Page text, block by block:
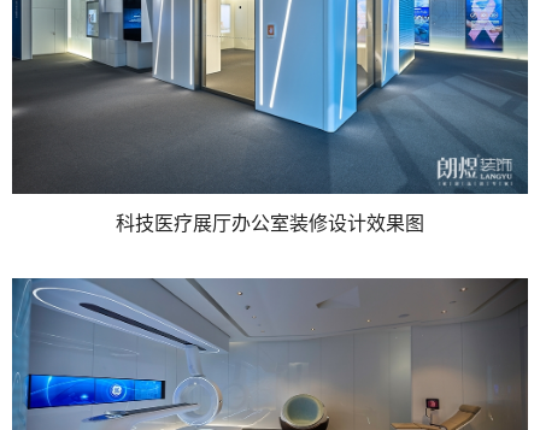
科技医疗展厅办公室装修设计效果图